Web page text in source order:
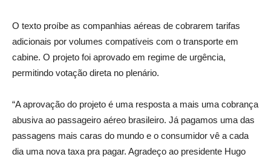
O texto proíbe as companhias aéreas de cobrarem tarifas
adicionais por volumes compatíveis com o transporte em
cabine. O projeto foi aprovado em regime de urgência,
permitindo votação direta no plenário.
“A aprovação do projeto é uma resposta a mais uma cobrança
abusiva ao passageiro aéreo brasileiro. Já pagamos uma das
passagens mais caras do mundo e o consumidor vê a cada
dia uma nova taxa pra pagar. Agradeço ao presidente Hugo